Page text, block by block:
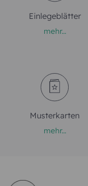
Einlegeblätter
mehr...
Musterkarten
mehr...